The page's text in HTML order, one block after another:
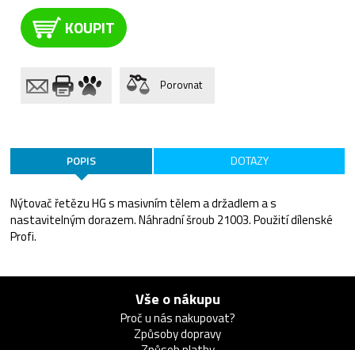
KOUPIT
Porovnat
POPIS DOTAZY
Nýtovač řetězu HG s masivním tělem a držadlem a s
nastavitelným dorazem. Náhradní šroub 21003. Použití dílenské
Profi.
Vše o nákupu
Proč u nás nakupovat?
Způsoby dopravy